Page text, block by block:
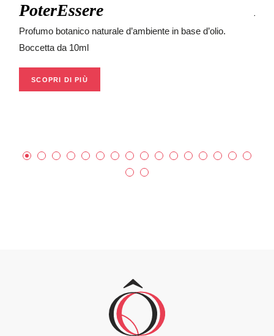
PoterEssere
Profumo botanico naturale d’ambiente in base d’olio.
Boccetta da 10ml
SCOPRI DI PIÙ